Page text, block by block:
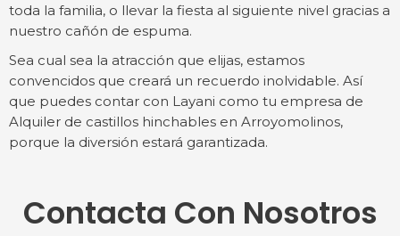
toda la familia, o llevar la fiesta al siguiente nivel gracias a
nuestro cañón de espuma.
Sea cual sea la atracción que elijas, estamos
convencidos que creará un recuerdo inolvidable. Así
que puedes contar con Layani como tu empresa de
Alquiler de castillos hinchables en Arroyomolinos,
porque la diversión estará garantizada.
Contacta Con Nosotros